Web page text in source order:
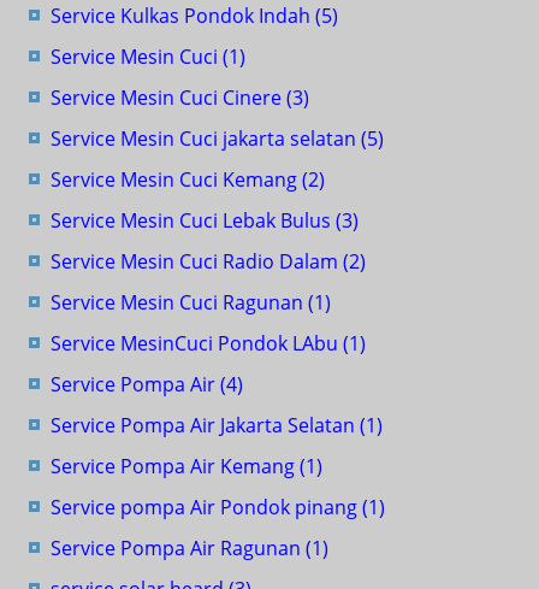
Service Kulkas Pondok Indah (5)
Service Mesin Cuci (1)
Service Mesin Cuci Cinere(3)
Service Mesin Cuci jakarta selatan (5)
Service Mesin Cuci Kemang(2)
Service Mesin Cuci Lebak Bulus (3)
Service Mesin Cuci Radio Dalam (2)
Service Mesin Cuci Ragunan (1)
Service MesinCuci Pondok LAbu (1)
Service Pompa Air(4)
Service Pompa Air Jakarta Selatan (1)
Service Pompa Air Kemang(1)
Service pompa Air Pondok pinang(1)
Service Pompa Air Ragunan (1)